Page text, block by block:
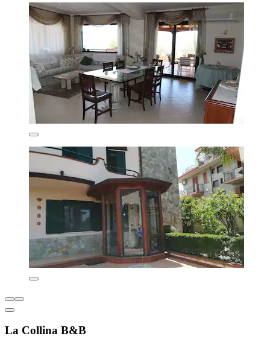
La Collina B&B